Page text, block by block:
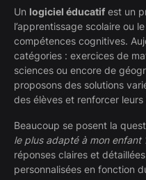
Un logiciel éducatif est un
l’apprentissage scolaire ou
compétences cognitives.
catégories : exercices de
sciences ou encore de
proposons des solutions
des élèves et renforcer leurs
Beaucoup se posent la
le plus adapté à mon enfant
réponses claires et
personnalisées en fonction